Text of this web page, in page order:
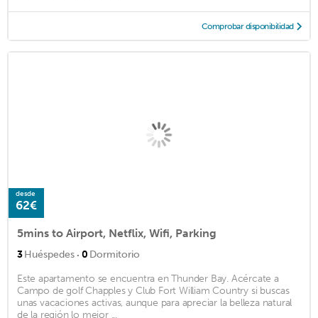
Comprobar disponibilidad
desde
62€
5mins to Airport, Netflix, Wifi, Parking
3Huéspedes · 0 Dormitorio
Este apartamento se encuentra en Thunder Bay. Acércate a
Campo de golf Chapples y Club Fort William Country si buscas
unas vacaciones activas, aunque para apreciar la belleza natural
de la región lo mejor ...